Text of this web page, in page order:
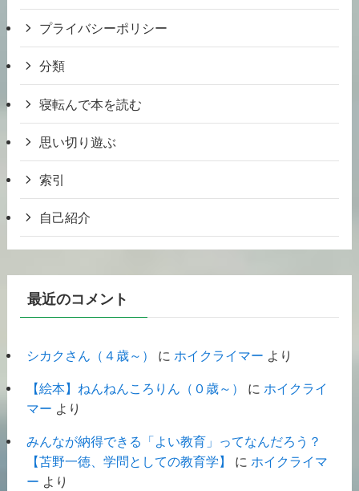
プライバシーポリシー
分類
寝転んで本を読む
思い切り遊ぶ
索引
自己紹介
最近のコメント
シカクさん（４歳～） に ホイクライマー より
【絵本】ねんねんころりん（０歳～） に ホイクライ
マー より
みんなが納得できる「よい教育」ってなんだろう？
【苫野一徳、学問としての教育学】
に ホイクライマ
ー より